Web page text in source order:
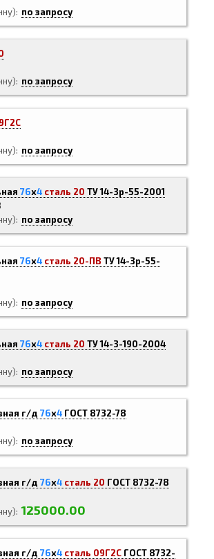
по запросу
по запросу
по запросу
76х4 сталь 20 ТУ 14-3р-55-2001
по запросу
76х4 сталь 20-ПВ ТУ 14-3р-55-
по запросу
76х4 сталь 20 ТУ 14-3-190-2004
по запросу
г/д 76х4 ГОСТ 8732-78
по запросу
г/д 76х4 сталь 20 ГОСТ 8732-78
125000.00
г/д 76х4 сталь 09Г2С ГОСТ 8732-